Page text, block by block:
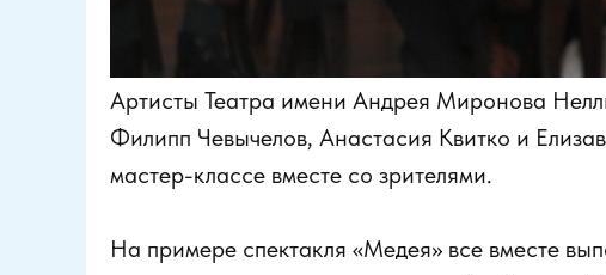
Артисты Театра имени Андрея Миронова
Филипп Чевычелов, Анастасия Квитко и
мастер-классе вместе со зрителями.
На примере спектакля «Медея» все вместе